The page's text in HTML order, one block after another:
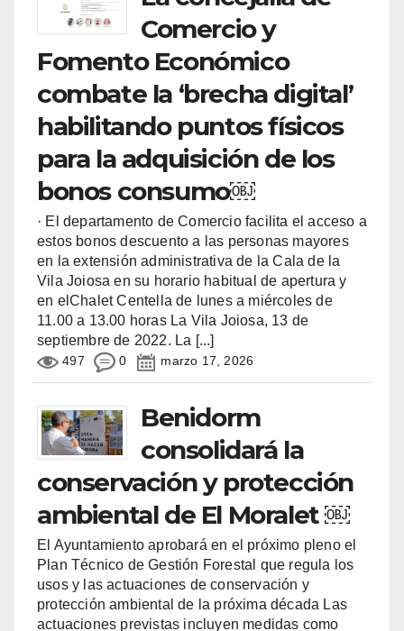
Comercio y
Fomento Económico
combate la ‘brecha digital’
habilitando puntos físicos
para la adquisición de los
bonos consumo￼
· El departamento de Comercio facilita el acceso a
estos bonos descuento a las personas mayores
en la extensión administrativa de la Cala de la
Vila Joiosa en su horario habitual de apertura y
en elChalet Centella de lunes a miércoles de
11.00 a 13.00 horas La Vila Joiosa, 13 de
septiembre de 2022. La [...]
497 0 marzo 17, 2026
Benidorm
consolidará la
conservación y protección
ambiental de El Moralet ￼
El Ayuntamiento aprobará en el próximo pleno el
Plan Técnico de Gestión Forestal que regula los
usos y las actuaciones de conservación y
protección ambiental de la próxima década Las
actuaciones previstas incluyen medidas como